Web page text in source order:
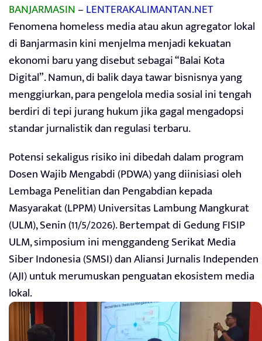
BANJARMASIN–LENTERAKALIMANTAN.NET
Fenomena homeless media atau akun agregator lokal
di Banjarmasin kini menjelma menjadi kekuatan
ekonomi baru yang disebut sebagai “Balai Kota
Digital”. Namun, di balik daya tawar bisnisnya yang
menggiurkan, para pengelola media sosial ini tengah
berdiri di tepi jurang hukum jika gagal mengadopsi
standar jurnalistik dan regulasi terbaru.
Potensi sekaligus risiko ini dibedah dalam program
Dosen Wajib Mengabdi (PDWA) yang diinisiasi oleh
Lembaga Penelitian dan Pengabdian kepada
Masyarakat (LPPM) Universitas Lambung Mangkurat
(ULM), Senin (11/5/2026). Bertempat di Gedung FISIP
ULM, simposium ini menggandeng Serikat Media
Siber Indonesia (SMSI) dan Aliansi Jurnalis Independen
(AJI) untuk merumuskan penguatan ekosistem media
lokal.